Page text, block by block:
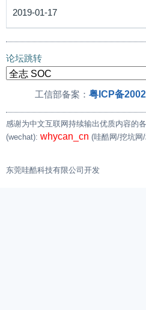
2019-01-17
论坛跳转
工信部备案： 粤ICP备
感谢为中文互联网持续输出优质内容的各
(wechat): whycan_cn (哇酷网/挖坑网
东莞哇酷科技有限公司开发